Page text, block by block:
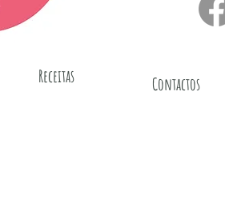
Receitas Contactos